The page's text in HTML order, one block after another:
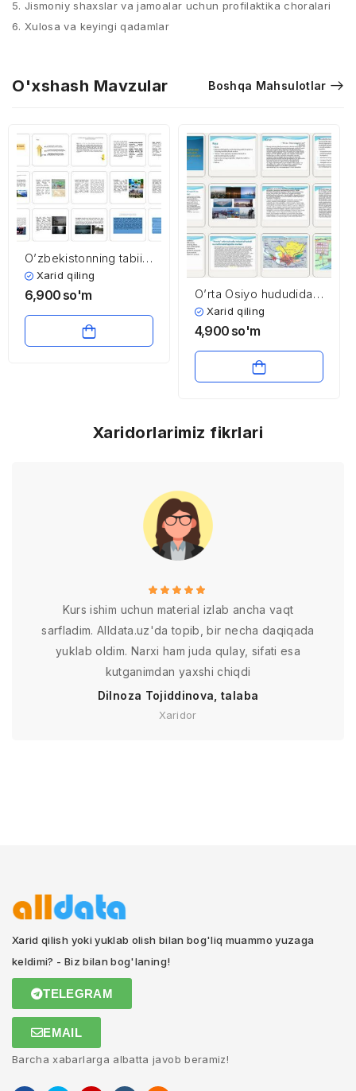
5. Jismoniy shaxslar va jamoalar uchun profilaktika choralari
6. Xulosa va keyingi qadamlar
O'xshash Mavzular Boshqa Mahsulotlar
O’zbekistonning tabiiy
resurs boyliklari
Xarid qiling
6,900 so'm
O’rta Osiyo hududida
multimodal logistika
markazlari tashkil
investitsiyalarni jalb
qilish vositasi sifatida
Xarid qiling
4,900 so'm
Xaridorlarimiz fikrlari
Kurs ishim uchun material izlab ancha vaqt
sarfladim. Alldata.uz'da topib, bir necha daqiqada
yuklab oldim. Narxi ham juda qulay, sifati esa
kutganimdan yaxshi chiqdi
Dilnoza Tojiddinova, talaba
Xaridor
Xarid qilish yoki yuklab olish bilan bog'liq muammo yuzaga
keldimi? - Biz bilan bog'laning!
TELEGRAM
EMAIL
Barcha xabarlarga albatta javob beramiz!